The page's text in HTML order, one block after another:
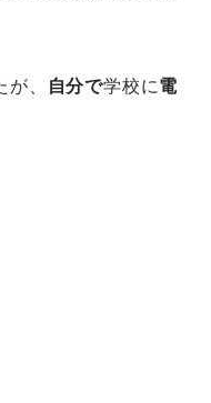
、 自分で学校に電